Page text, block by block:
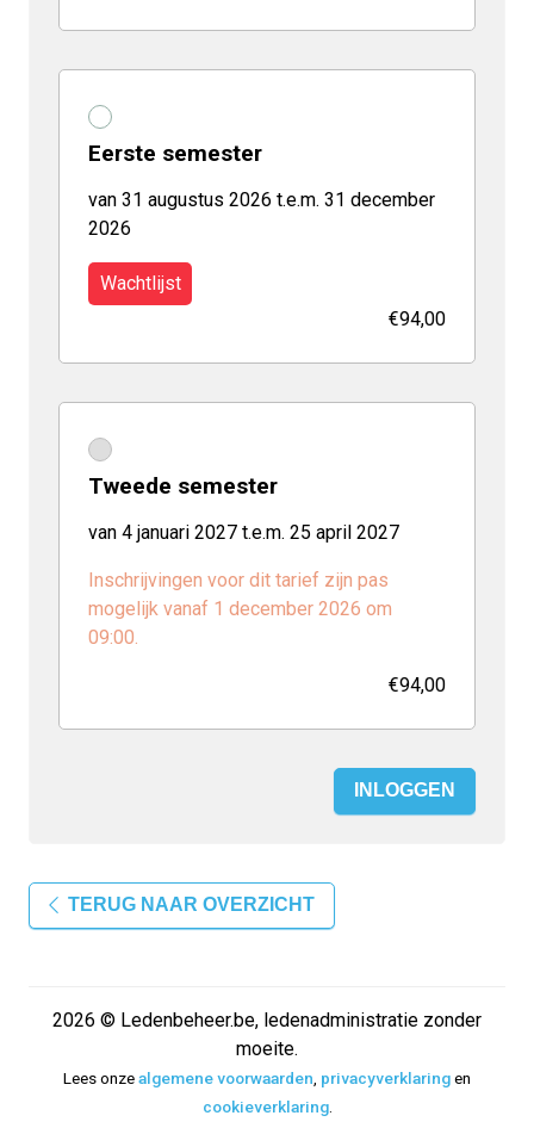
Eerste semester
van 31 augustus 2026 t.e.m. 31 december
2026
Wachtlijst
€94,00
Tweede semester
van 4 januari 2027 t.e.m. 25 april 2027
Inschrijvingen voor dit tarief zijn pas
mogelijk vanaf 1 december 2026 om
09:00.
€94,00
INLOGGEN
TERUG NAAR OVERZICHT
2026 © Ledenbeheer.be, ledenadministratie zonder
moeite.
Lees onzealgemene voorwaarden privacyverklaringen
cookieverklaring.